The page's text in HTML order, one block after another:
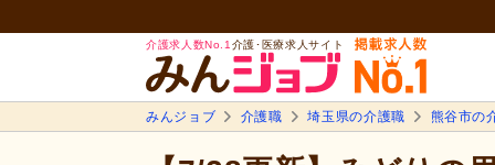
介護求人数No.1 介護･医療求人サイト
みんジョブ 介護職 埼玉県の介護職 熊谷市の